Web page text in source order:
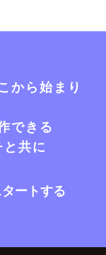
から始まり
できる
共に
ートする